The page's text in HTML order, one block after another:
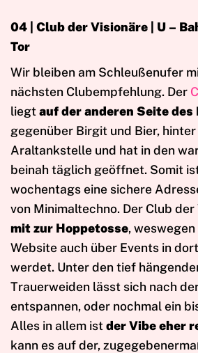
04 | Club der Visionäre | U –
Tor
Wir bleiben am Schleußenufer
nächsten Clubempfehlung. Der
liegtauf der anderen Seite des
gegenüber Birgit und Bier,
Araltankstelle und hat in den
beinah täglich geöffnet. Somit
wochentags eine sichere
von Minimaltechno. Der Club der
mit zur Hoppetosse,
Website auch über Events in
werdet. Unter den tief
Trauerweiden lässt sich nach
entspannen, oder nochmal ein
Alles in allem istder Vibe eher
kann es auf der,